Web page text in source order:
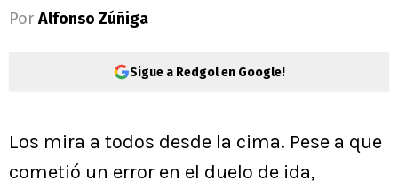
Por Alfonso Zúñiga
Sigue a Redgol en Google!
Los mira a todos desde la cima. Pese a que
cometió un error en el duelo de ida,